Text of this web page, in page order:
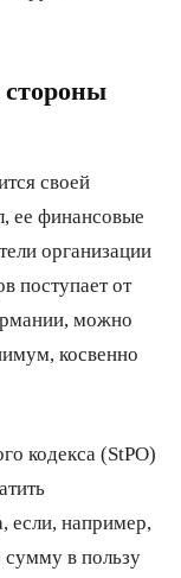
стороны
своей
ее финансовые
организации
поступает от
можно
косвенно
кодекса (StPO)
если, например,
в пользу